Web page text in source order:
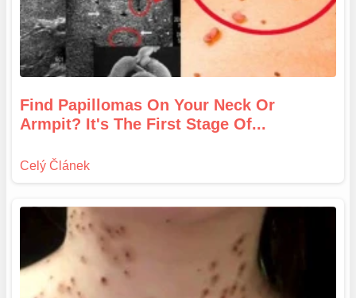
Find Papillomas On Your Neck Or
Armpit? It's The First Stage Of...